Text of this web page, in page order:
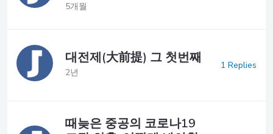
5개월
대전제(大前提) 그 첫번째
2년
1 Replies
때늦은 중공의 코로나19